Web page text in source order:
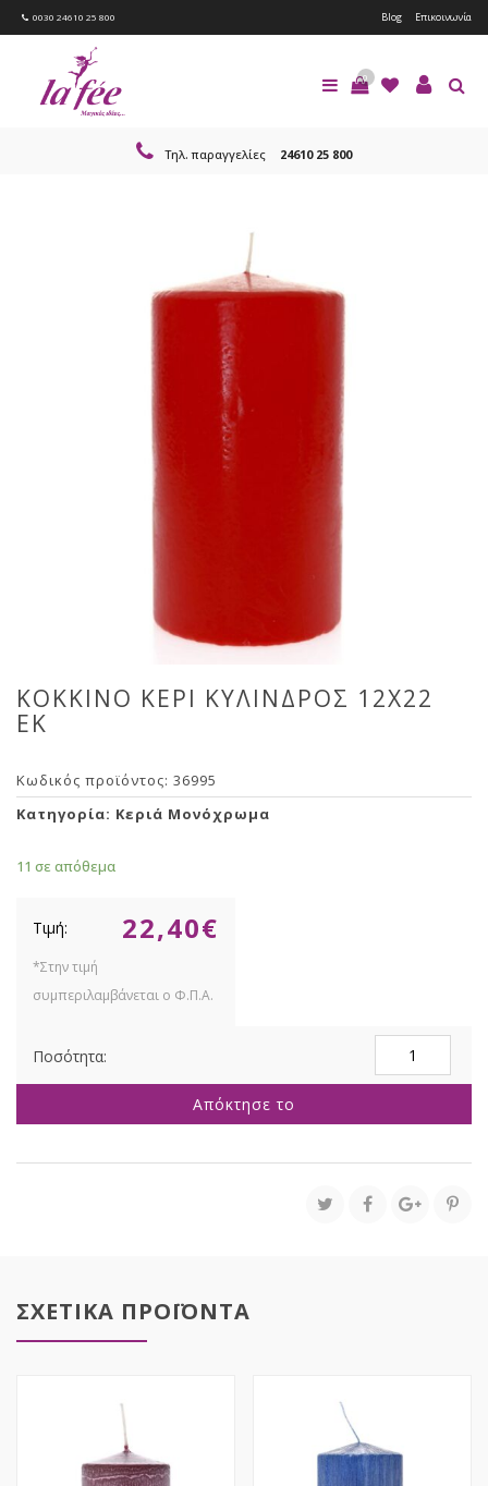
0030 24610 25 800 Blog Επικοινωνία
0
Τηλ. παραγγελίες 24610 25 800
ΚΟΚΚΙΝΟ ΚΕΡΙ ΚΥΛΙΝΔΡΟΣ 12Χ22
ΕΚ
Κωδικός προϊόντος: 36995
Κατηγορία: Κεριά Μονόχρωμα
11 σε απόθεμα
22,40€
ΚΥΛΙΝΔΡΟΣ
ΕΚ
Απόκτησε το
ΣΧΕΤΙΚΑ ΠΡΟΪΟΝΤΑ